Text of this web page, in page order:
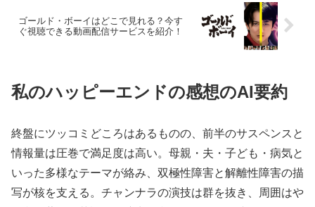
ゴールド・ボーイはどこで見れる？今す
ぐ視聴できる動画配信サービスを紹介！
私のハッピーエンドの感想のAI要約
終盤にツッコミどころはあるものの、前半のサスペンスと
情報量は圧巻で満足度は高い。母親・夫・子ども・病気と
いった多様なテーマが絡み、双極性障害と解離性障害の描
写が核を支える。チャンナラの演技は群を抜き、周囲はや